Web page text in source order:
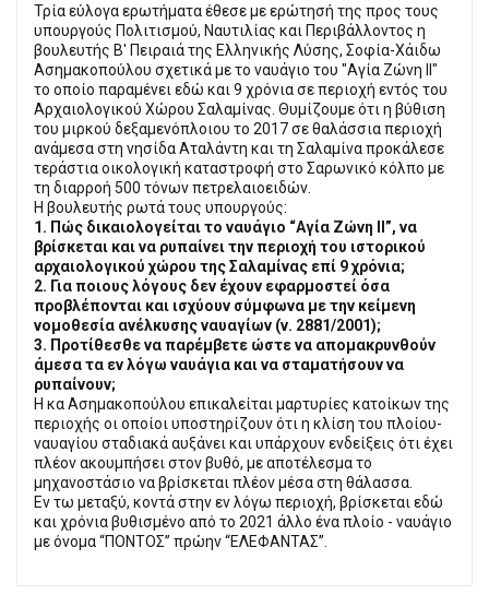
Τρία εύλογα ερωτήματα έθεσε με ερώτησή της προς τους
υπουργούς Πολιτισμού, Ναυτιλίας και Περιβάλλοντος η
βουλευτής Β' Πειραιά της Ελληνικής Λύσης, Σοφία-Χάιδω
Ασημακοπούλου σχετικά με το ναυάγιο του "Αγία Ζώνη ΙΙ"
το οποίο παραμένει εδώ και 9 χρόνια σε περιοχή εντός του
Αρχαιολογικού Χώρου Σαλαμίνας. Θυμίζουμε ότι η βύθιση
του μιρκού δεξαμενόπλοιου το 2017 σε θαλάσσια περιοχή
ανάμεσα στη νησίδα Αταλάντη και τη Σαλαμίνα προκάλεσε
τεράστια οικολογική καταστροφή στο Σαρωνικό κόλπο με
τη διαρροή 500 τόνων πετρελαιοειδών.
Η βουλευτής ρωτά τους υπουργούς:
1. Πώς δικαιολογείται το ναυάγιο “Αγία Ζώνη ΙΙ”, να
βρίσκεται και να ρυπαίνει την περιοχή του ιστορικού
αρχαιολογικού χώρου της Σαλαμίνας επί 9 χρόνια;
2. Για ποιους λόγους δεν έχουν εφαρμοστεί όσα
προβλέπονται και ισχύουν σύμφωνα με την κείμενη
νομοθεσία ανέλκυσης ναυαγίων (ν. 2881/2001);
3. Προτίθεσθε να παρέμβετε ώστε να απομακρυνθούν
άμεσα τα εν λόγω ναυάγια και να σταματήσουν να
ρυπαίνουν;
Η κα Ασημακοπούλου επικαλείται μαρτυρίες κατοίκων της
περιοχής οι οποίοι υποστηρίζουν ότι η κλίση του πλοίου-
ναυαγίου σταδιακά αυξάνει και υπάρχουν ενδείξεις ότι έχει
πλέον ακουμπήσει στον βυθό, με αποτέλεσμα το
μηχανοστάσιο να βρίσκεται πλέον μέσα στη θάλασσα.
Εν τω μεταξύ, κοντά στην εν λόγω περιοχή, βρίσκεται εδώ
και χρόνια βυθισμένο από το 2021 άλλο ένα πλοίο - ναυάγιο
με όνομα “ΠΟΝΤΟΣ” πρώην “ΕΛΕΦΑΝΤΑΣ”.